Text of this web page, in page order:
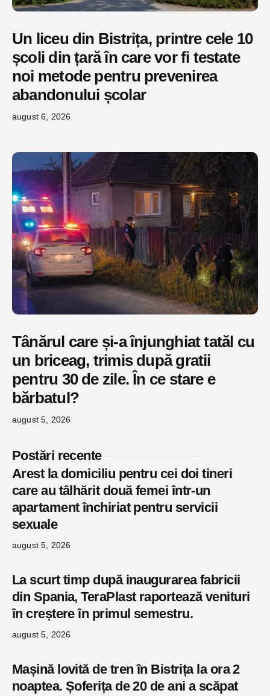
Un liceu din Bistrița, printre cele 10
școli din țară în care vor fi testate
noi metode pentru prevenirea
abandonului școlar
august 6, 2026
Tânărul care și-a înjunghiat tatăl cu
un briceag, trimis după gratii
pentru 30 de zile. În ce stare e
bărbatul?
august 5, 2026
Postări recente
Arest la domiciliu pentru cei doi tineri
care au tâlhărit două femei într-un
apartament închiriat pentru servicii
sexuale
august 5, 2026
La scurt timp după inaugurarea fabricii
din Spania, TeraPlast raportează venituri
în creștere în primul semestru.
august 5, 2026
Mașină lovită de tren în Bistrița la ora 2
noaptea. Șoferița de 20 de ani a scăpat